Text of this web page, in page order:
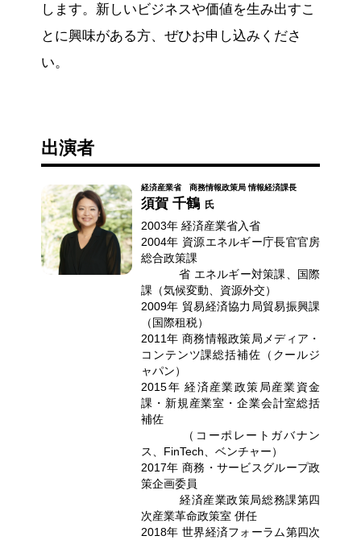
します。新しいビジネスや価値を生み出すこ
とに興味がある方、ぜひお申し込みくださ
い。
出演者
経済産業省 商務情報政策局 情報経済課長
須賀 千鶴 氏
2003年 経済産業省入省
2004年 資源エネルギー庁長官官房
総合政策課
省 エネルギー対策課、国際
課（気候変動、資源外交）
2009年 貿易経済協力局貿易振興課
（国際租税）
2011年 商務情報政策局メディア・
コンテンツ課総括補佐（クールジ
ャパン）
2015年 経済産業政策局産業資金
課・新規産業室・企業会計室総括
補佐
（コーポレートガバナン
ス、FinTech、ベンチャー）
2017年 商務・サービスグループ政
策企画委員
経済産業政策局総務課第四
次産業革命政策室 併任
2018年 世界経済フォーラム第四次